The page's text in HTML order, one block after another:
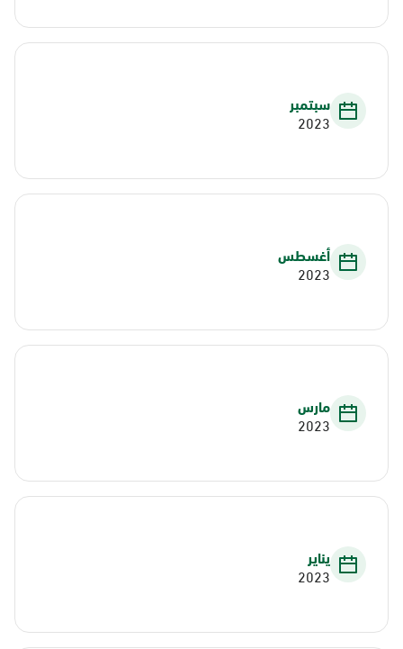
سبتمبر
2023
أغسطس
2023
مارس
2023
يناير
2023